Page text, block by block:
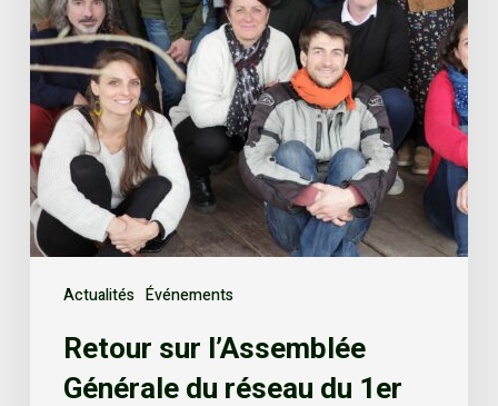
Actualités Événements
Retour sur l’Assemblée
Générale du réseau du 1er